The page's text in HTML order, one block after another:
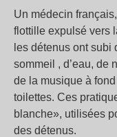
Un médecin
flottille expulsé vers
les détenus ont
sommeil , d’eau, de
de la musique à
toilettes. Ces
blanche», utilisées
des détenus.